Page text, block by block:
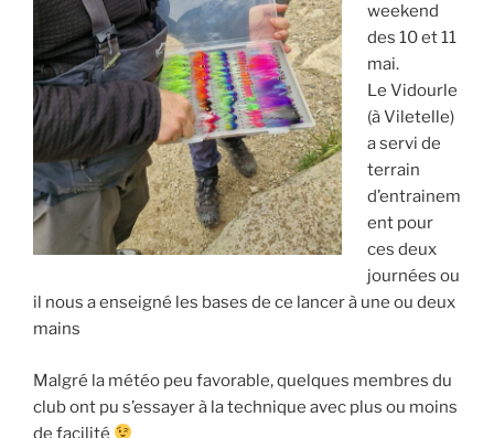
weekend
des 10 et 11
mai.
Le Vidourle
(à Viletelle)
a servi de
terrain
d’entrainem
ent pour
ces deux
journées ou
il nous a enseigné les bases de ce lancer à une ou deux
mains
Malgré la météo peu favorable, quelques membres du
club ont pu s’essayer à la technique avec plus ou moins
de facilité